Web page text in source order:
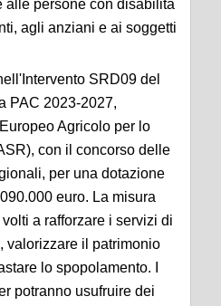
alle persone con disabilità
agli anziani e ai soggetti
SRD09 del
PAC 2023-2027,
Agricolo per lo
con il concorso delle
per una dotazione
euro. La misura
a rafforzare i servizi di
valorizzare il patrimonio
lo spopolamento. I
potranno usufruire dei